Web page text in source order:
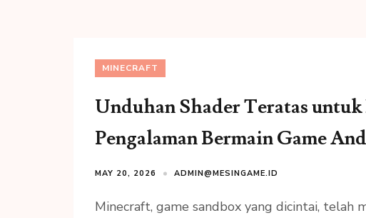
MINECRAFT
Unduhan Shader Teratas
Pengalaman Bermain Game
MAY 20, 2026 ADMIN@MESINGAME.ID
Minecraft, game sandbox yang dicintai, telah